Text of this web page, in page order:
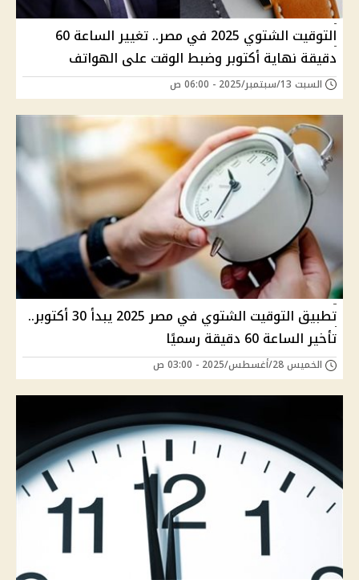
التوقيت الشتوي 2025 في مصر.. تغيير الساعة 60
دقيقة نهاية أكتوبر وضبط الوقت على الهواتف
السبت 13/سبتمبر/2025 - 06:00 ص
تطبيق التوقيت الشتوي في مصر 2025 يبدأ 30 أكتوبر..
تأخير الساعة 60 دقيقة رسميًا
الخميس 28/أغسطس/2025 - 03:00 ص